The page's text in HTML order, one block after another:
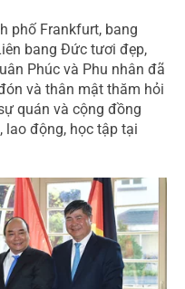
phố Frankfurt, bang
bang Đức tươi đẹp,
Phúc và Phu nhân đã
và thân mật thăm hỏi
quán và cộng đồng
lao động, học tập tại